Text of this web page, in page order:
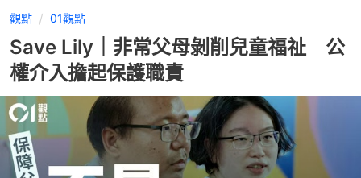
觀點 01觀點
Save Lily｜非常父母剝削兒童福祉 公
權介入擔起保護職責